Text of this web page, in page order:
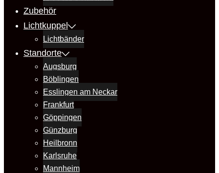
Zubehör
Lichtkuppel
Lichtbänder
Standorte
Augsburg
Böblingen
Esslingen am Neckar
Frankfurt
Göppingen
Günzburg
Heilbronn
Karlsruhe
Mannheim